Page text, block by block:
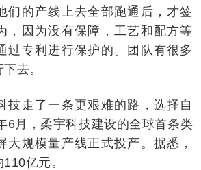
们的产线上去全部跑通后，才签
，因为没有保障，工艺和配方等
过专利进行保护的。团队有很多
去。
走了一条更艰难的路，选择自
6月，柔宇科技建设的全球首条类
大规模量产线正式投产。据悉，
亿元。